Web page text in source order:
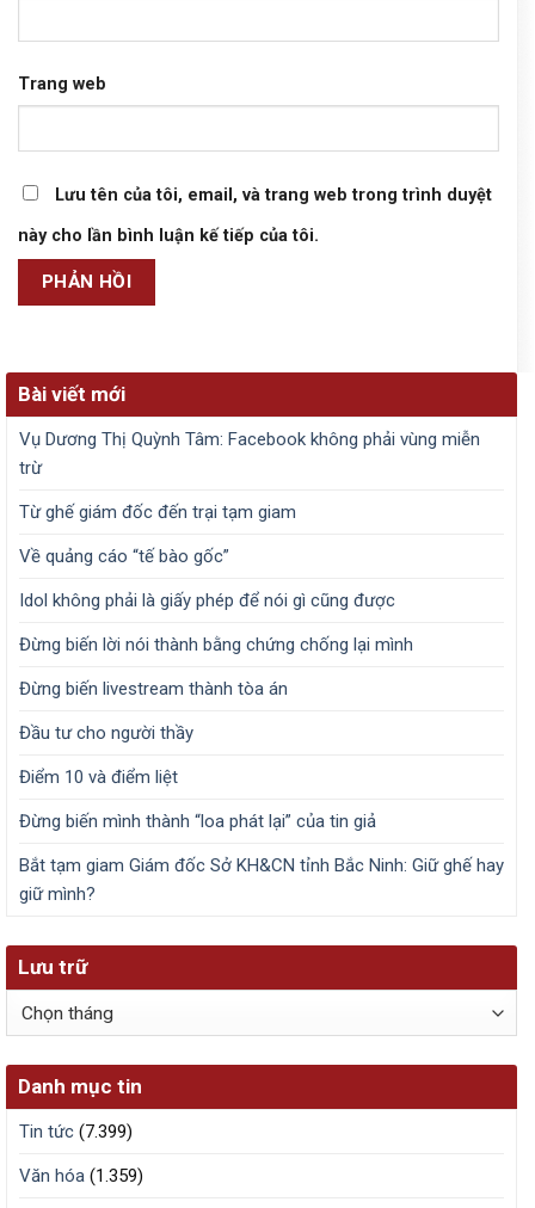
Trang web
Lưu tên của tôi, email, và trang web trong trình duyệt
này cho lần bình luận kế tiếp của tôi.
Bài viết mới
Vụ Dương Thị Quỳnh Tâm: Facebook không phải vùng miễn
trừ
Từ ghế giám đốc đến trại tạm giam
Về quảng cáo “tế bào gốc”
Idol không phải là giấy phép để nói gì cũng được
Đừng biến lời nói thành bằng chứng chống lại mình
Đừng biến livestream thành tòa án
Đầu tư cho người thầy
Điểm 10 và điểm liệt
Đừng biến mình thành “loa phát lại” của tin giả
Bắt tạm giam Giám đốc Sở KH&CN tỉnh Bắc Ninh: Giữ ghế hay
giữ mình?
Lưu trữ
Lưu
trữ
Danh mục tin
Tin tức (7.399)
Văn hóa (1.359)